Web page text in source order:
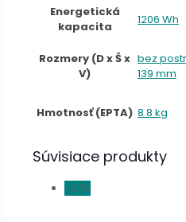
Energetická
kapacita
1206 Wh
Rozmery (D x Š x
V)
bez
139 mm
Hmotnosť (EPTA) 8.8 kg
Súvisiace produkty
-27%